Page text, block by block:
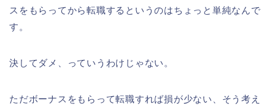
スをもらってから転職するというのはちょっと単純なんで
す。
決してダメ、っていうわけじゃない。
ただボーナスをもらって転職すれば損が少ない、そう考え